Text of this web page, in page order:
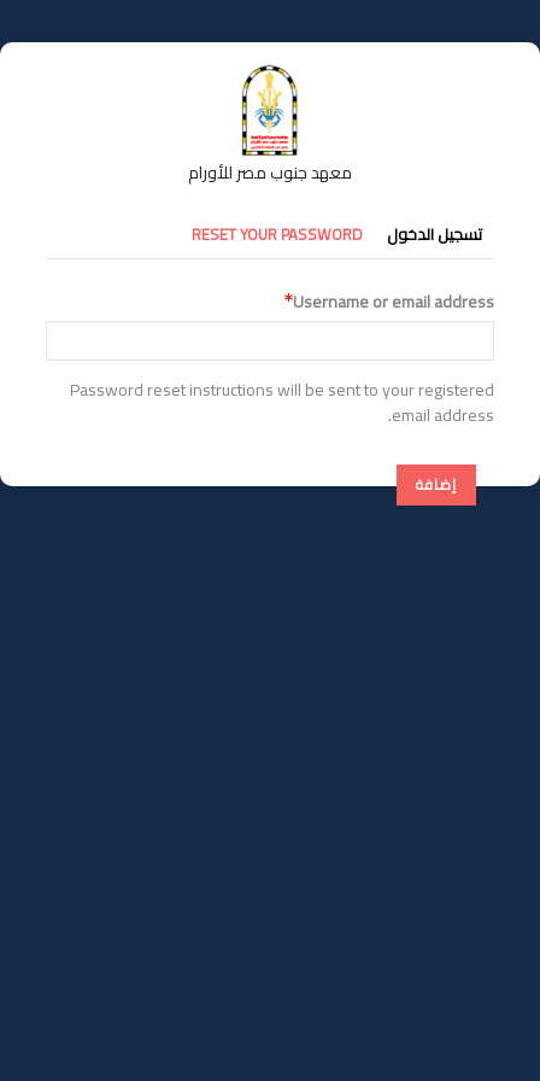
إلى
المحتوى
معهد جنوب مصر للأورام
التبويبات
الأساسية
تسجيل الدخول RESET YOUR PASSWORD
Username or email address
Password reset instructions will be sent to your registered
email address.